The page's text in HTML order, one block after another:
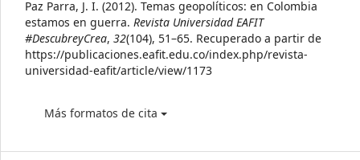
Details
Paz Parra, J. I. (2012). Temas geopolíticos: en Colombia
estamos en guerra. Revista Universidad EAFIT
#DescubreyCrea, 32(104), 51–65. Recuperado a partir de
https://publicaciones.eafit.edu.co/index.php/revista-
universidad-eafit/article/view/1173
Más formatos de cita